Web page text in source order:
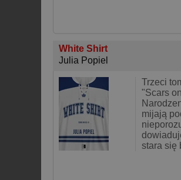
White Shirt
Julia Popiel
Trzeci
"Scars
mijają
stara się